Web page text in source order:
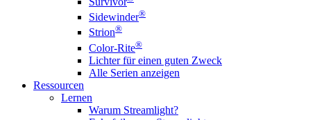
Sidewinder®
Strion®
Color-Rite®
Lichter für einen guten Zweck
Alle Serien anzeigen
Ressourcen
Lernen
Warum Streamlight?